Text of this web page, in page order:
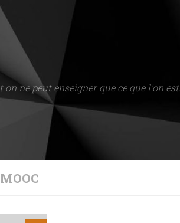
ne peut enseigner que ce que l'on est.